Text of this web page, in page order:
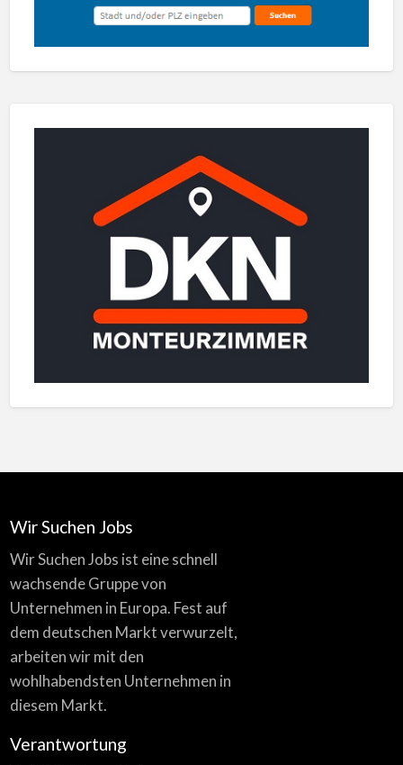
Wir Suchen Jobs
Wir Suchen Jobs ist eine schnell
wachsende Gruppe von
Unternehmen in Europa. Fest auf
dem deutschen Markt verwurzelt,
arbeiten wir mit den
wohlhabendsten Unternehmen in
diesem Markt.
Verantwortung